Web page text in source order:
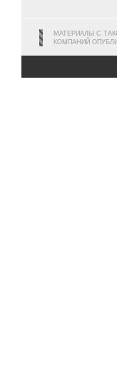
МАТЕРИАЛЫ С
КОМПАНИЙ